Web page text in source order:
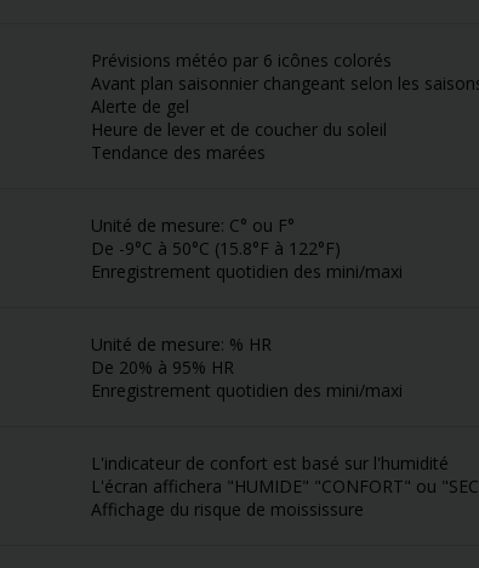
Prévisions météo par 6 icônes colorés
Avant plan saisonnier changeant selon les
Alerte de gel
Heure de lever et de coucher du soleil
Tendance des marées
Unité de mesure: C° ou F°
De -9°C à 50°C (15.8°F à 122°F)
Enregistrement quotidien des mini/maxi
Unité de mesure: % HR
De 20% à 95% HR
Enregistrement quotidien des mini/maxi
L'indicateur de confort est basé sur l'humidité
L'écran affichera "HUMIDE" "CONFORT" ou
Affichage du risque de moississure